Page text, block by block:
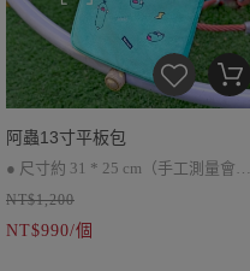
阿蟲13寸平板包
● 尺寸約 31 * 25 cm（手工測量會有
些許誤差）
● 隱藏式提把，前後皆有插袋
NT$1,200
NT$990/個